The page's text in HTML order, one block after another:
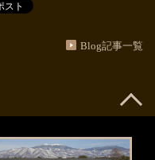
Blog記事一覧